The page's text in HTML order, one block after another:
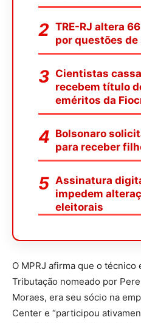
TRE-RJ altera
por questões
Cientistas
recebem título
eméritos da
Bolsonaro
para receber
Assinatura
impedem
eleitorais
O MPRJ afirma que o técnico
Tributação nomeado por
Moraes, era seu sócio na
Center e “participou